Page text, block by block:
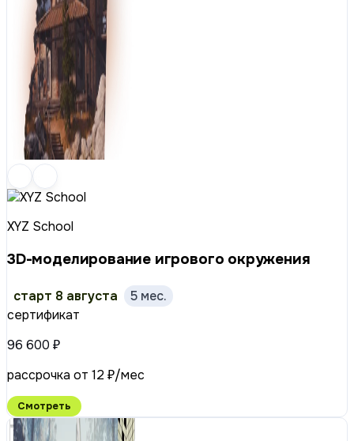
XYZ School
3D-моделирование игрового окружения
старт 8 августа
5 мес.
сертификат
96 600 ₽
рассрочка от 12 ₽/мес
Смотреть